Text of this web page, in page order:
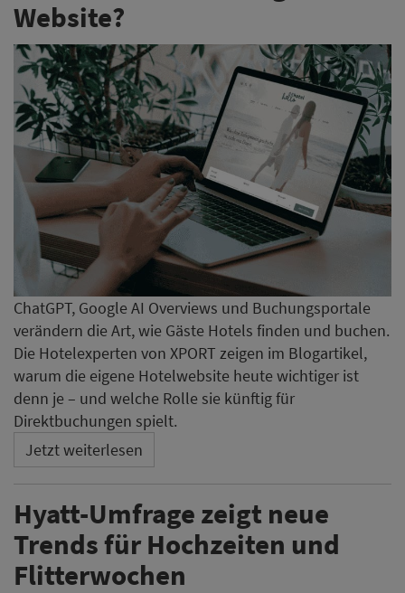
ChatGPT, Google AI Overviews und Buchungsportale
verändern die Art, wie Gäste Hotels finden und buchen.
Die Hotelexperten von XPORT zeigen im Blogartikel,
warum die eigene Hotelwebsite heute wichtiger ist
denn je – und welche Rolle sie künftig für
Direktbuchungen spielt.
Jetzt weiterlesen
Hyatt-Umfrage zeigt neue
Trends für Hochzeiten und
Flitterwochen